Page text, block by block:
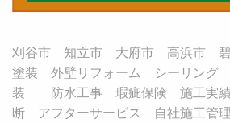
刈谷市 知立市 大府市 高浜市
塗装 外壁リフォーム シーリング
装 防水工事 瑕疵保険 施工実
断 アフターサービス 自社施工管